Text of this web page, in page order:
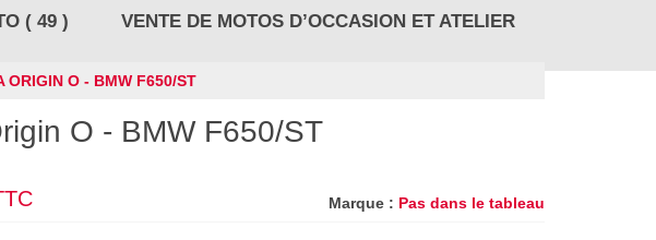
( 49 ) VENTE DE MOTOS D’OCCASION ET ATELIER
ORIGIN O - BMW F650/ST
O - BMW F650/ST
Marque : Pas dans le tableau